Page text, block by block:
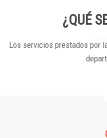
¿QUÉ
Los servicios prestados por